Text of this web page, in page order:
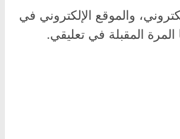
والموقع الإلكتروني في
المقبلة في تعليقي.